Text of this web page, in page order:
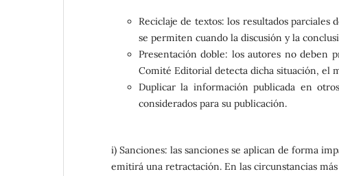
Reciclaje de textos: los resultados
se permiten cuando la discusión y la
Presentación doble: los autores no deben
Comité Editorial detecta dicha situación, el
Duplicar la información publicada en
considerados para su publicación.
i) Sanciones: las sanciones se aplican de forma
emitirá una retractación. En las circunstancias